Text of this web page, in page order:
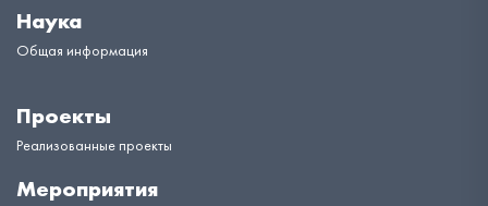
Наука
Общая информация
Проекты
Реализованные проекты
Мероприятия